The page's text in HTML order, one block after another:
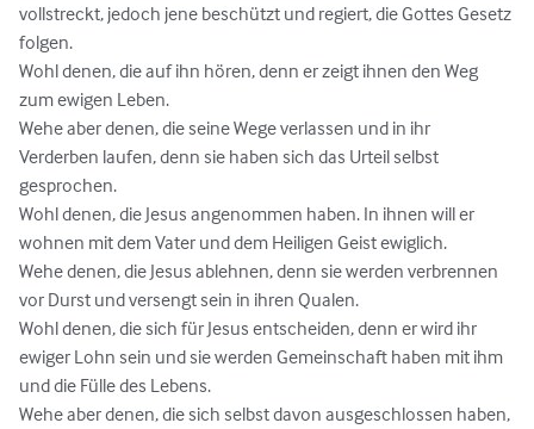
vollstreckt, jedoch jene beschützt und regiert, die Gottes Gesetz
folgen.
Wohl denen, die auf ihn hören, denn er zeigt ihnen den Weg
zum ewigen Leben.
Wehe aber denen, die seine Wege verlassen und in ihr
Verderben laufen, denn sie haben sich das Urteil selbst
gesprochen.
Wohl denen, die Jesus angenommen haben. In ihnen will er
wohnen mit dem Vater und dem Heiligen Geist ewiglich.
Wehe denen, die Jesus ablehnen, denn sie werden verbrennen
vor Durst und versengt sein in ihren Qualen.
Wohl denen, die sich für Jesus entscheiden, denn er wird ihr
ewiger Lohn sein und sie werden Gemeinschaft haben mit ihm
und die Fülle des Lebens.
Wehe aber denen, die sich selbst davon ausgeschlossen haben,